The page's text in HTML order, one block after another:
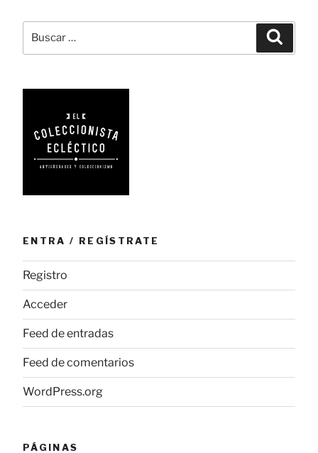
por:
ENTRA / REGÍSTRATE
Registro
Acceder
Feed de entradas
Feed de comentarios
WordPress.org
PÁGINAS